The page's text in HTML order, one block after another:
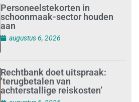
Personeelstekorten in
schoonmaak-sector houden
aan
augustus 6, 2026
Rechtbank doet uitspraak:
’terugbetalen van
achterstallige reiskosten’